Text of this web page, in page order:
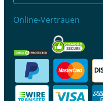
Online-Vertrauen